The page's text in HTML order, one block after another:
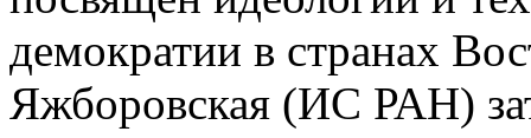
демократии в странах
Яжборовская (ИС РАН)